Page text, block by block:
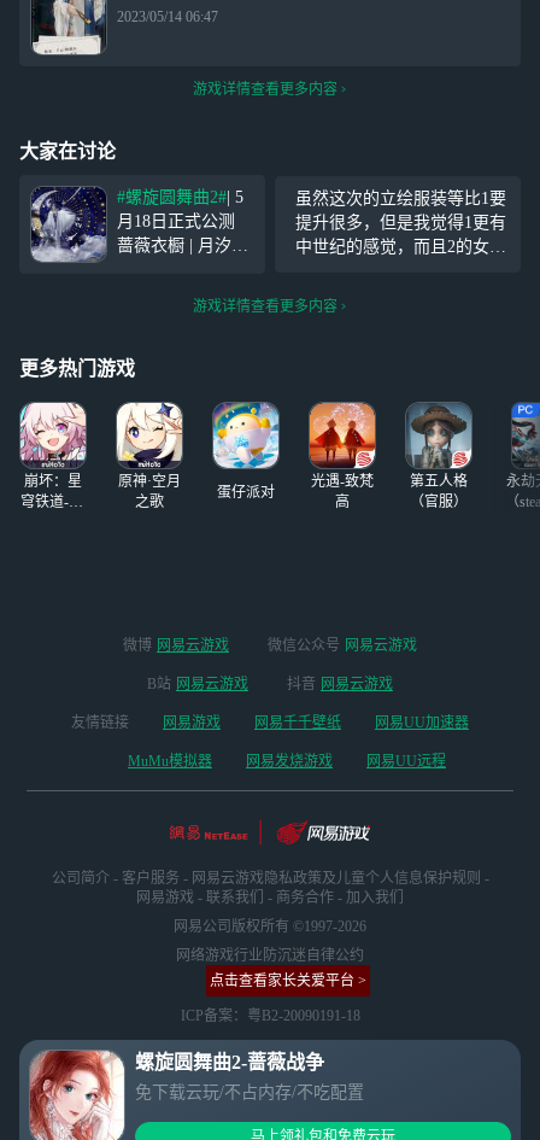
螺旋圆舞曲2-蔷薇战争
免下载云玩/不占内存/不吃配置
马上领礼包和免费云玩
2023/05/14 06:47
游戏详情查看更多内容
大家在讨论
#螺旋圆舞曲2# | 5
月18日正式公测
蔷薇衣橱 | 月汐辉
景和卡牌展示~ 月
照流水，星居天
古老的群山作伴，
伤的呜咽，顺着潮
汐的指引，我必将
虽然这次的立绘服装等比1要
提升很多，但是我觉得1更有
中世纪的感觉，而且2的女主
一个人，可以说除了头发微
游戏详情查看更多内容
更多热门游戏
崩坏：星
穹铁道-4.4
原神·空月
之歌
蛋仔派对
光遇-致梵
高
第五人格
（官服）
永劫
（
微博 网易云游戏 微信公众号 网易云游戏
B站 网易云游戏 抖音 网易云游戏
友情链接 网易游戏 网易千千壁纸 网易UU加速器
MuMu模拟器 网易发烧游戏 网易UU远程
公司简介 - 客户服务 - 网易云游戏隐私政策及儿童个人信息保护规则 -
网易游戏 - 联系我们 - 商务合作 - 加入我们
网易公司版权所有 ©1997-2026
网络游戏行业防沉迷自律公约
点击查看家长关爱平台 >
ICP备案：粤B2-20090191-18